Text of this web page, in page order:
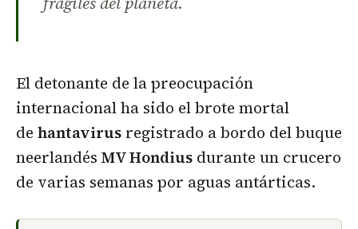
El detonante de la preocupación
internacional ha sido el brote mortal
de hantavirus registrado a bordo del buque
neerlandés MV Hondius durante un crucero
de varias semanas por aguas antárticas.